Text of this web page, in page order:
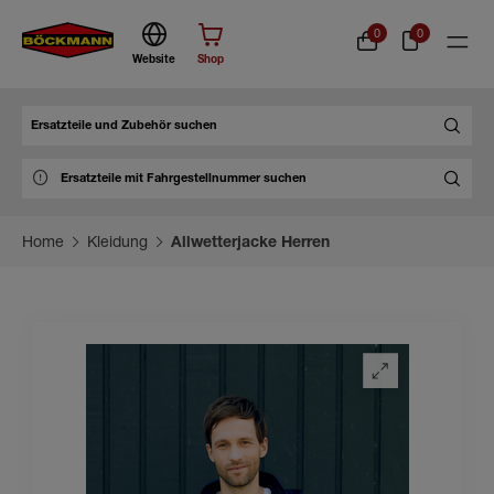
Website Shop
0 0
Home Kleidung Allwetterjacke Herren